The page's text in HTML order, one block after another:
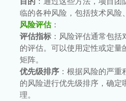
临的各种风险，包括技术风险
风险评估：
评估指标 ：风险评估通常包
的评估。可以使用定性或定
矩阵。
优先级排序 ：根据风险的严
的风险进行优先级排序，确定
理。